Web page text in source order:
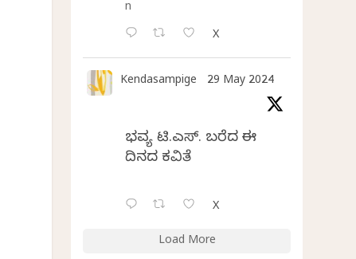
n
X
Kendasampige 29 May 2024
ಭವ್ಯ ಟಿ.ಎಸ್. ಬರೆದ ಈ
ದಿನದ ಕವಿತೆ
X
Load More